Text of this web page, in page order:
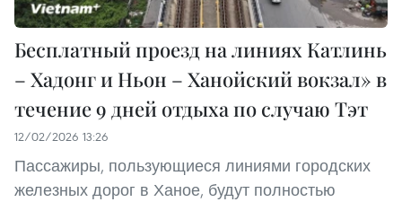
Бесплатный проезд на линиях Катлинь
– Хадонг и Ньон – Ханойский вокзал» в
течение 9 дней отдыха по случаю Тэт
12/02/2026 13:26
Пассажиры, пользующиеся линиями городских
железных дорог в Ханое, будут полностью